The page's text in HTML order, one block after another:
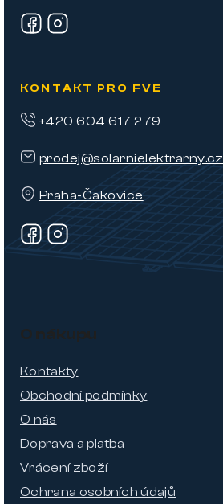
KONTAKT PRO FVE
prodej@solarnielektrarny.cz
Praha-Čakovice
+420 604 617 279
O nákupu
Kontakty
Obchodní podmínky
O nás
Doprava a platba
Vrácení zboží
Ochrana osobních údajů